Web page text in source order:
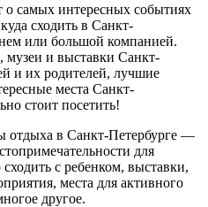
самых интересных событиях
сходить в Санкт-
или большой компанией.
музеи и выставки Санкт-
и их родителей, лучшие
места Санкт-
стоит посетить!
отдыха в Санкт-Петербурге —
для
с ребенком, выставки,
места для активного
другое.